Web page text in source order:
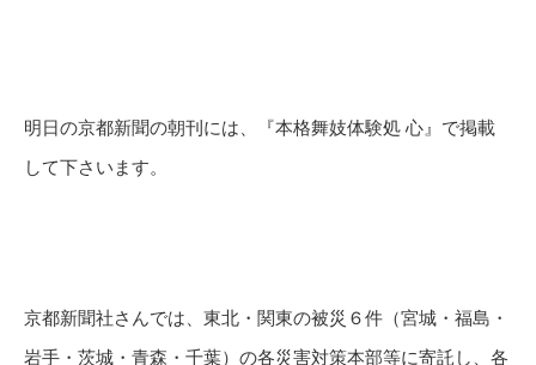
明日の京都新聞の朝刊には、『本格舞妓体験処 心』で掲載
して下さいます。
京都新聞社さんでは、東北・関東の被災６件（宮城・福島・
岩手・茨城・青森・千葉）の各災害対策本部等に寄託し、各